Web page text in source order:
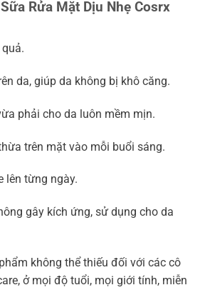
Rửa Mặt Dịu Nhẹ Cosrx
da, giúp da không bị khô căng.
phải cho da luôn mềm mịn.
trên mặt vào mỗi buổi sáng.
lên từng ngày.
gây kích ứng, sử dụng cho da
không thể thiếu đối với các cô
ở mọi độ tuổi, mọi giới tính, miễn